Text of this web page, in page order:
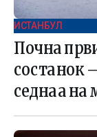
ИСТАНБУЛ
Почна
состанок
седнаа на